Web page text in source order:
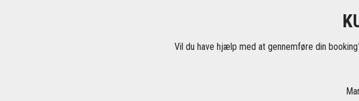
Vil du have hjælp med at gennemføre din